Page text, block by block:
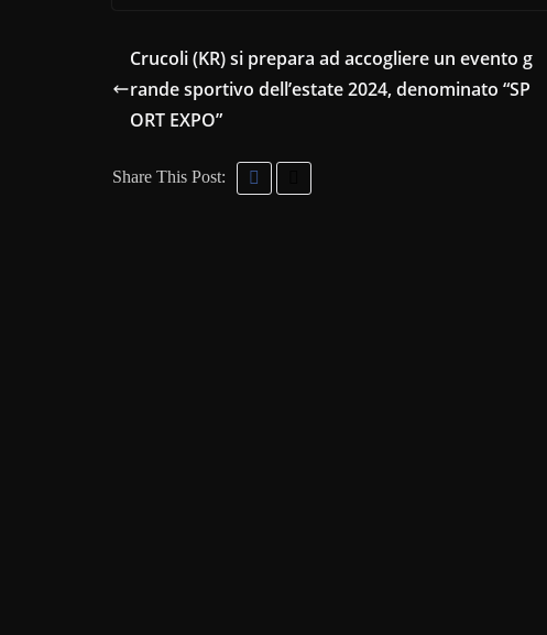
Crucoli (KR) si prepara ad accogliere un evento g
rande sportivo dell’estate 2024, denominato “SP
ORT EXPO”
Share This Post: